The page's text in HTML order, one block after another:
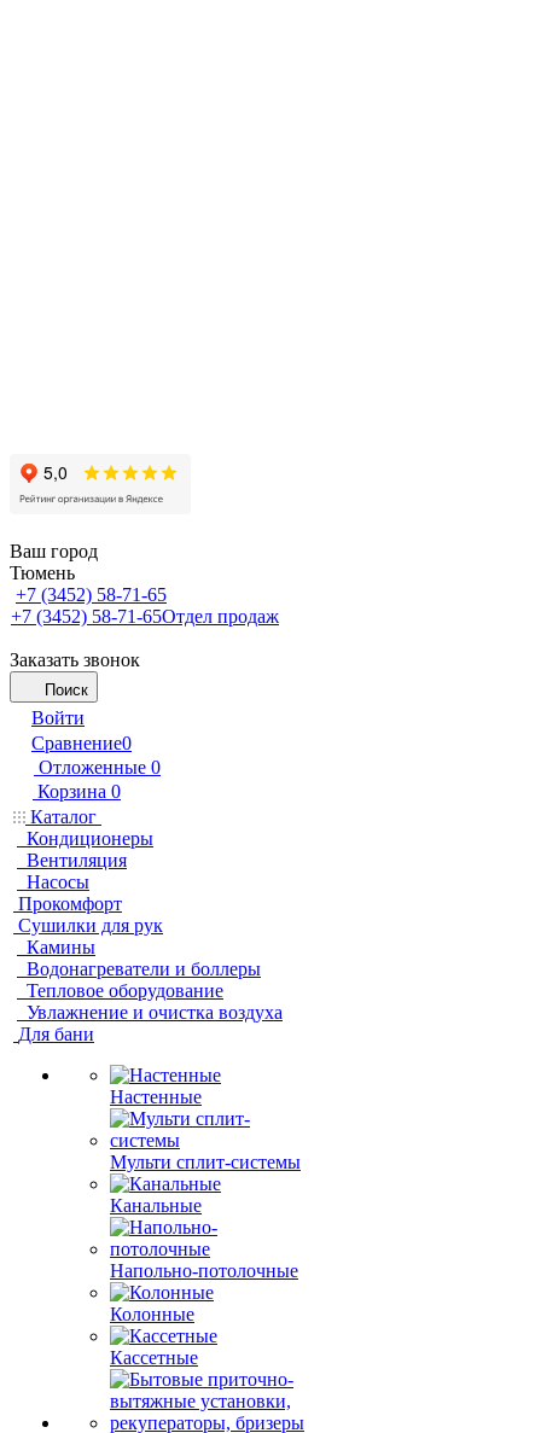
Ваш город
Тюмень
+7 (3452) 58-71-65
+7 (3452) 58-71-65Отдел продаж
Заказать звонок
Поиск
Войти
Сравнение0
Отложенные 0
Корзина 0
Каталог
Кондиционеры
Вентиляция
Насосы
Прокомфорт
Сушилки для рук
Камины
Водонагреватели и боллеры
Тепловое оборудование
Увлажнение и очистка воздуха
Для бани
Настенные
Мульти сплит-системы
Канальные
Напольно-потолочные
Колонные
Кассетные